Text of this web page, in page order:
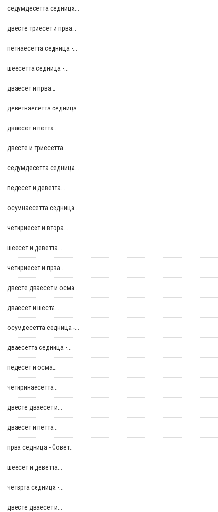
седумдесетта седница...
двестe триесет и прва...
петнаесетта седница -...
шеесетта седница -...
дваесет и прва...
деветнаесетта седница...
дваесет и петта...
двестe и триесетта...
седумдесетта седница...
педесет и деветта...
осумнaесетта седница...
четириесет и втора...
шеесет и деветта...
четириесет и прва...
двестe дваесет и осма...
дваесет и шеста...
осумдесетта седница -...
дваесетта седница -...
педесет и осма...
четиринаесетта...
двестe дваесет и...
дваесет и петта...
прва седница - Совет...
шеесет и деветта...
четврта седница -...
двестe дваесет и...